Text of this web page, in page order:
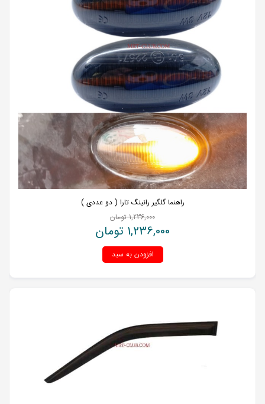
راهنما گلگیر رانینگ تارا ( دو عددی )
1,236,000 تومان
1,236,000 تومان
افزودن به سبد